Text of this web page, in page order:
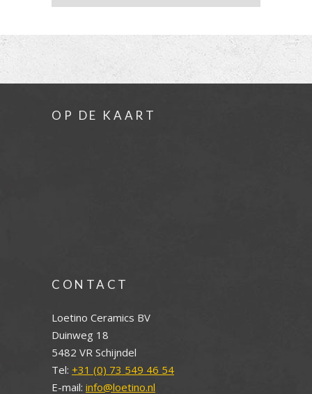
OP DE KAART
CONTACT
Loetino Ceramics BV
Duinweg 18
5482 VR Schijndel
Tel: +31 (0) 73 549 46 54
E-mail: info@loetino.nl